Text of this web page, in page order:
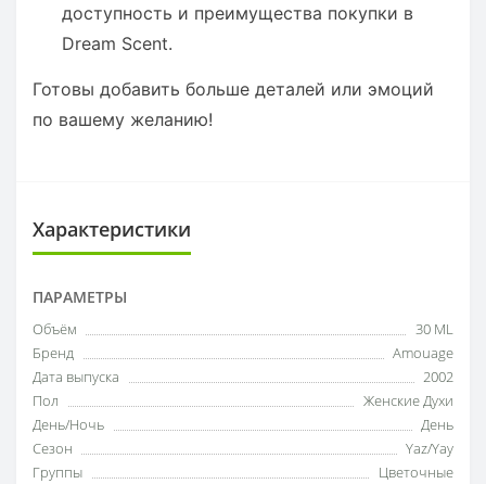
доступность и преимущества покупки в
Dream Scent.
Готовы добавить больше деталей или эмоций
по вашему желанию!
Характеристики
ПАРАМЕТРЫ
Объём
30 ML
Бренд
Amouage
Дата выпуска
2002
Пол
Женские Духи
День/Ночь
День
Сезон
Yaz/Yay
Группы
Цветочные